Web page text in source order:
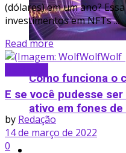
Como funciona o
ativo em fones de
(dólares) em um ano?
investimentos em NFTs ...
Read more
E se você pudesse
by Redação
14 de março de 2022
0